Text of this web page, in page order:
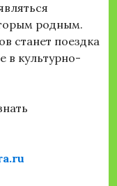
родным.
станет поездка
в культурно-